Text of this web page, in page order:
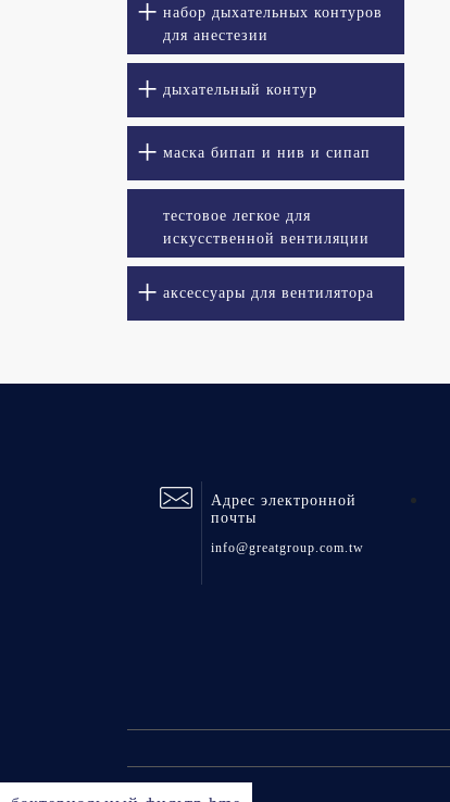
набор дыхательных контуров
для анестезии
дыхательный контур
маска бипап и нив и сипап
тестовое легкое для
искусственной вентиляции
легких
аксессуары для вентилятора
Адрес электронной
почты
info@greatgroup.com.tw